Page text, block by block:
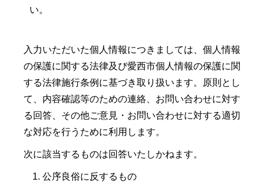
い。
入力いただいた個人情報につきましては、個人情報
の保護に関する法律及び愛西市個人情報の保護に関
する法律施行条例に基づき取り扱います。原則とし
て、内容確認等のための連絡、お問い合わせに対す
る回答、その他ご意見・お問い合わせに対する適切
な対応を行うために利用します。
次に該当するものは回答いたしかねます。
公序良俗に反するもの